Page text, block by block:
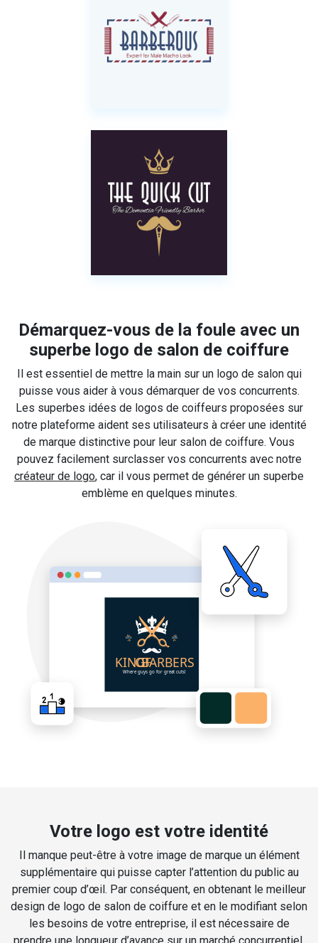
Démarquez-vous de la foule avec un
superbe logo de salon de coiffure
Il est essentiel de mettre la main sur un logo de salon qui
puisse vous aider à vous démarquer de vos concurrents.
Les superbes idées de logos de coiffeurs proposées sur
notre plateforme aident ses utilisateurs à créer une identité
de marque distinctive pour leur salon de coiffure. Vous
pouvez facilement surclasser vos concurrents avec notre
créateur de logo, car il vous permet de générer un superbe
emblème en quelques minutes.
Votre logo est votre identité
Il manque peut-être à votre image de marque un élément
supplémentaire qui puisse capter l’attention du public au
premier coup d’œil. Par conséquent, en obtenant le meilleur
design de logo de salon de coiffure et en le modifiant selon
les besoins de votre entreprise, il est nécessaire de